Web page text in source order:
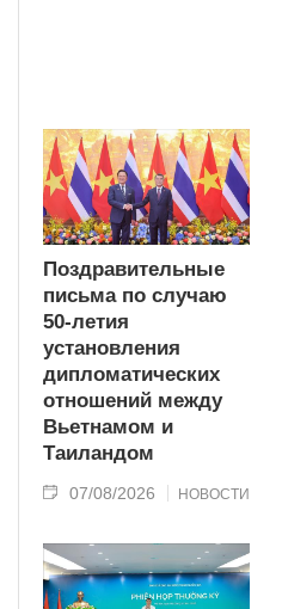
Поздравительные
письма по случаю
50-летия
установления
дипломатических
отношений между
Вьетнамом и
Таиландом
07/08/2026 НОВОСТИ